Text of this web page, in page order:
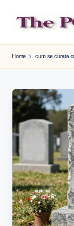
content
Home cum se curata